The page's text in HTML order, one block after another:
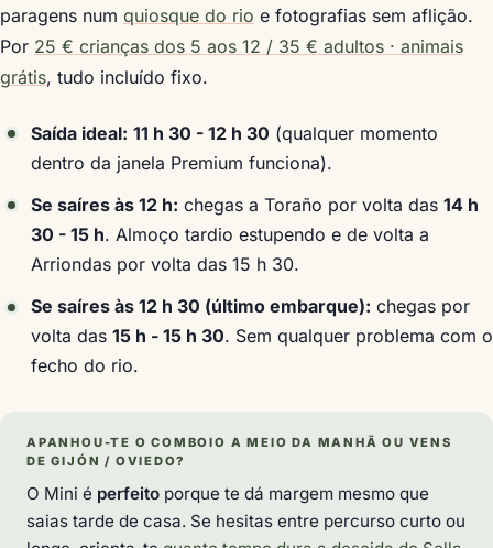
paragens num quiosque do rio e fotografias sem aflição.
Por 25 € crianças dos 5 aos 12 / 35 € adultos · animais
grátis, tudo incluído fixo.
Saída ideal: 11 h 30 - 12 h 30 (qualquer momento
dentro da janela Premium funciona).
Se saíres às 12 h: chegas a Toraño por volta das 14 h
30 - 15 h. Almoço tardio estupendo e de volta a
Arriondas por volta das 15 h 30.
Se saíres às 12 h 30 (último embarque): chegas por
volta das 15 h - 15 h 30. Sem qualquer problema com o
fecho do rio.
APANHOU-TE O COMBOIO A MEIO DA MANHÃ OU VENS
DE GIJÓN / OVIEDO?
O Mini é perfeito porque te dá margem mesmo que
saias tarde de casa. Se hesitas entre percurso curto ou